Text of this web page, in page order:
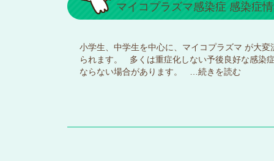
マイコプラズマ感染症 感染症
小学生、中学生を中心に、マイコプラズマ が大
られます。 多くは重症化しない予後良好な感染
ならない場合があります。 … 続きを読む